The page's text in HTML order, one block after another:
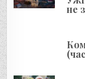
я
з
а
п
не